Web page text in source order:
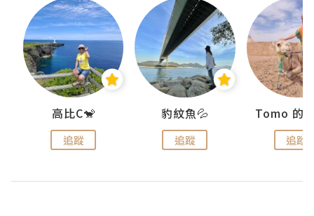
高比C🐒
追蹤
豹紋魚💦
追蹤 追蹤